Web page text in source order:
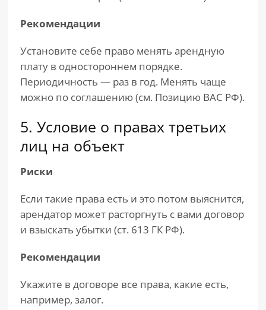
Рекомендации
Установите себе право менять арендную
плату в одностороннем порядке.
Периодичность — раз в год. Менять чаще
можно по соглашению (см. Позицию ВАС РФ).
5. Условие о правах третьих
лиц на объект
Риски
Если такие права есть и это потом выяснится,
арендатор может расторгнуть с вами договор
и взыскать убытки (ст. 613 ГК РФ).
Рекомендации
Укажите в договоре все права, какие есть,
например, залог.